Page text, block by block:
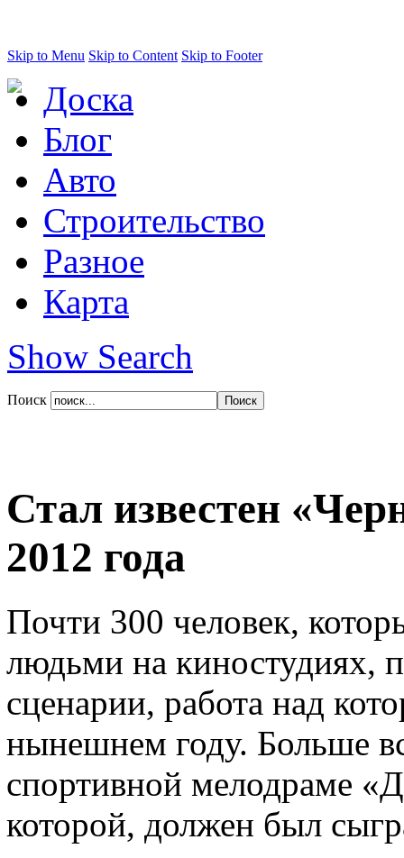
Skip to Menu Skip to Content Skip to Footer
Доска
Блог
Авто
Строительство
Разное
Карта
Show Search
Поиск
Стал известен
2012 года
Почти 300 человек,
людьми на киностудиях,
сценарии, работа над
нынешнем году. Больше
спортивной мелодраме
которой, должен был